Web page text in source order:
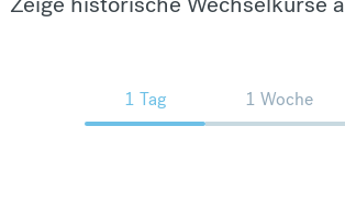
1 Tag 1 Woche